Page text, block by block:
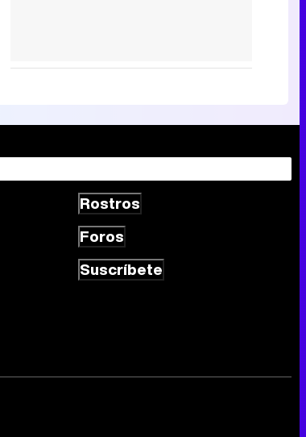
Rostros
Foros
Suscríbete